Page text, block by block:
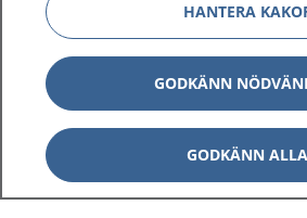
1177 tryggt om din
På 1177.se får du råd om hälsa
sjukdomar och vilka
Logga in för att läsa din journal
vårdärenden. Ring telefonnummer
sjukvårdsrådgivning dygnet runt.
1177 ger dig råd när du vill må
HANTERA
GODKÄNN
GODKÄNN ALLA